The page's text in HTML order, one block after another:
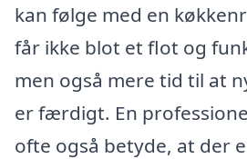
kan følge med en
får ikke blot et flot og
men også mere tid til at
er færdigt. En
ofte også betyde, at der